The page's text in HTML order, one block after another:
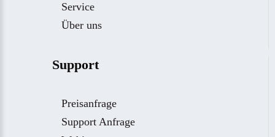
Service
Über uns
Support
Preisanfrage
Support Anfrage